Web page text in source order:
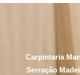
Carpintaria
Serração